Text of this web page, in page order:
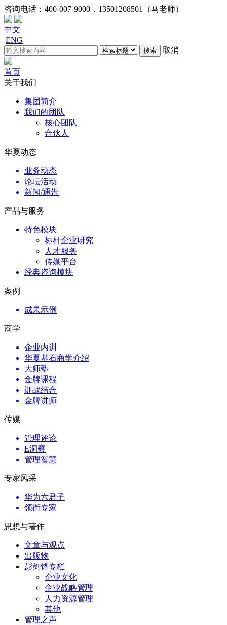
咨询电话： 400-007-9000，13501208501（马老师）
中文
|ENG
搜索 取消
首页
关于我们
集团简介
我们的团队
核心团队
合伙人
华夏动态
业务动态
论坛活动
新闻/通告
产品与服务
特色模块
标杆企业研究
人才服务
传媒平台
经典咨询模块
案例
成果示例
商学
企业内训
华夏基石商学介绍
大师塾
金牌课程
训战结合
金牌讲师
传媒
管理评论
E洞察
管理智慧
专家风采
华为六君子
领衔专家
思想与著作
文章与观点
出版物
彭剑锋专栏
企业文化
企业战略管理
人力资源管理
其他
管理之声